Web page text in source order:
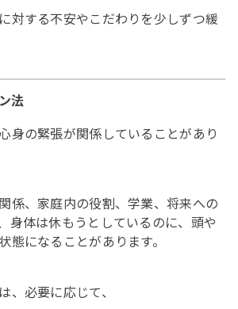
対する不安やこだわりを少しずつ緩
法
身の緊張が関係していることがあり
係、家庭内の役割、学業、将来への
身体は休もうとしているのに、頭や
態になることがあります。
、必要に応じて、